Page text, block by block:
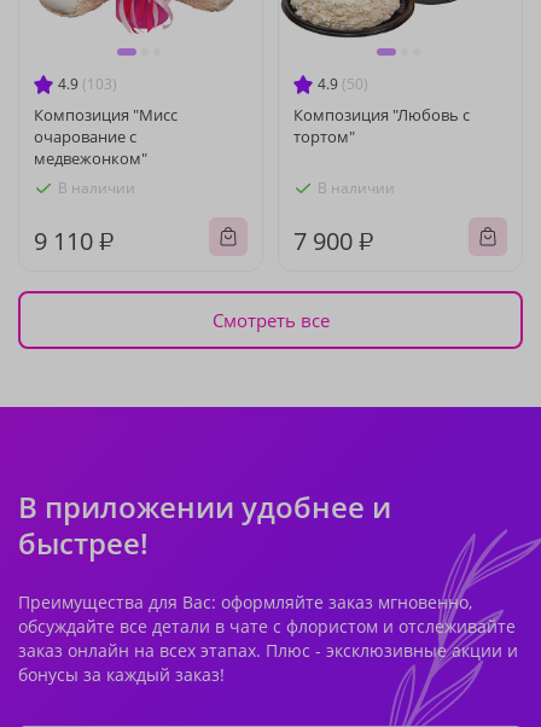
4.9 (103)
Композиция "Мисс
очарование с
медвежонком"
В наличии
9 110 ₽
4.9 (50)
Композиция "Любовь с
тортом"
В наличии
7 900 ₽
Смотреть все
В приложении удобнее и
быстрее!
Преимущества для Вас: оформляйте заказ мгновенно,
обсуждайте все детали в чате с флористом и отслеживайте
заказ онлайн на всех этапах. Плюс - эксклюзивные акции и
бонусы за каждый заказ!